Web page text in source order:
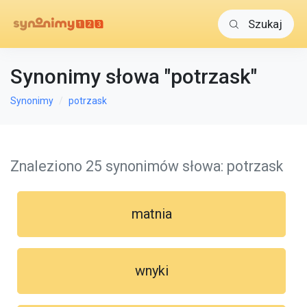
Szukaj
Synonimy słowa "potrzask"
Synonimy potrzask
Znaleziono 25 synonimów słowa: potrzask
matnia
wnyki